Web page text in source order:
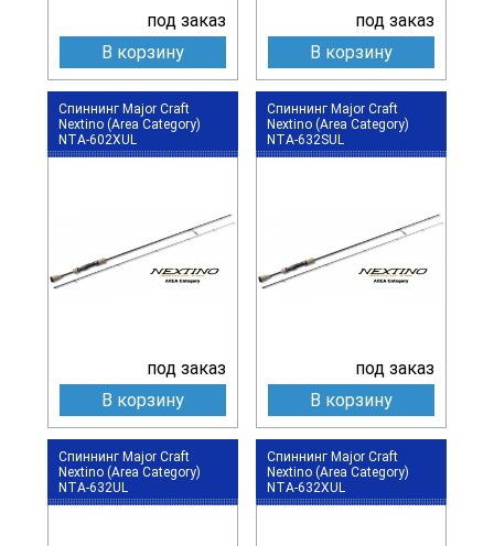
под заказ
В корзину
под заказ
В корзину
Спиннинг Major Craft
Nextino (Area Category)
NTA-602XUL
под заказ
В корзину
Спиннинг Major Craft
Nextino (Area Category)
NTA-632SUL
под заказ
В корзину
Спиннинг Major Craft
Nextino (Area Category)
NTA-632UL
Спиннинг Major Craft
Nextino (Area Category)
NTA-632XUL